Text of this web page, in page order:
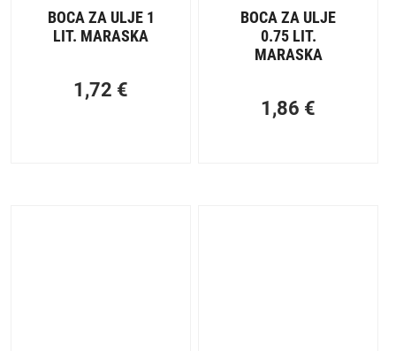
BOCA ZA ULJE 1
LIT. MARASKA
1,72 €
BOCA ZA ULJE
0.75 LIT.
MARASKA
1,86 €